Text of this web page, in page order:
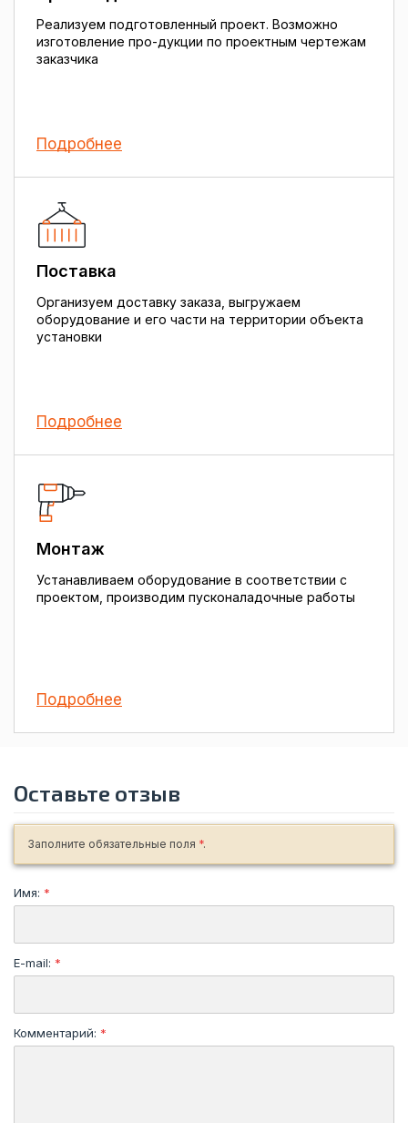
Реализуем подготовленный проект. Возможно
изготовление про-дукции по проектным чертежам
заказчика
Подробнее
Поставка
Организуем доставку заказа, выгружаем
оборудование и его части на территории объекта
установки
Подробнее
Монтаж
Устанавливаем оборудование в соответствии с
проектом, производим пусконаладочные работы
Подробнее
Оставьте отзыв
Заполните обязательные поля *.
Имя: *
E-mail: *
Комментарий: *